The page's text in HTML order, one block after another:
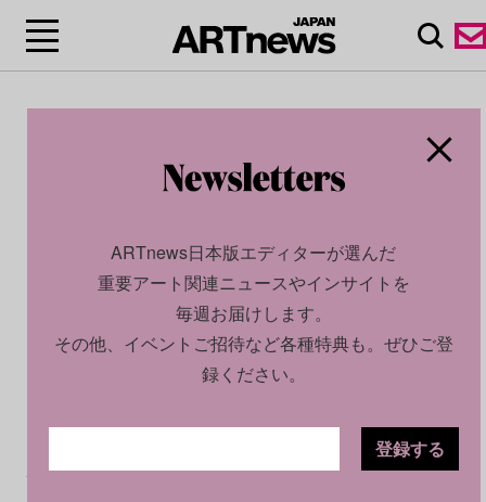
2026.02.21
ARTnews日本版エディターが選んだ
重要アート関連ニュースやインサイトを
毎週お届けします。
その他、イベントご招待など各種特典も。ぜひご登
録ください。
登録する